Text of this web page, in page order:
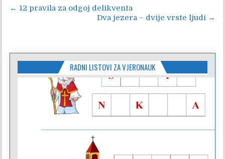
Navigacija
← 12 pravila za odgoj delikventa
Dva jezera – dvije vrste ljudi →
RADNI LISTOVI ZA VJERONAUK